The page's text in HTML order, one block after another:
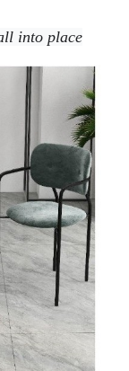
into place